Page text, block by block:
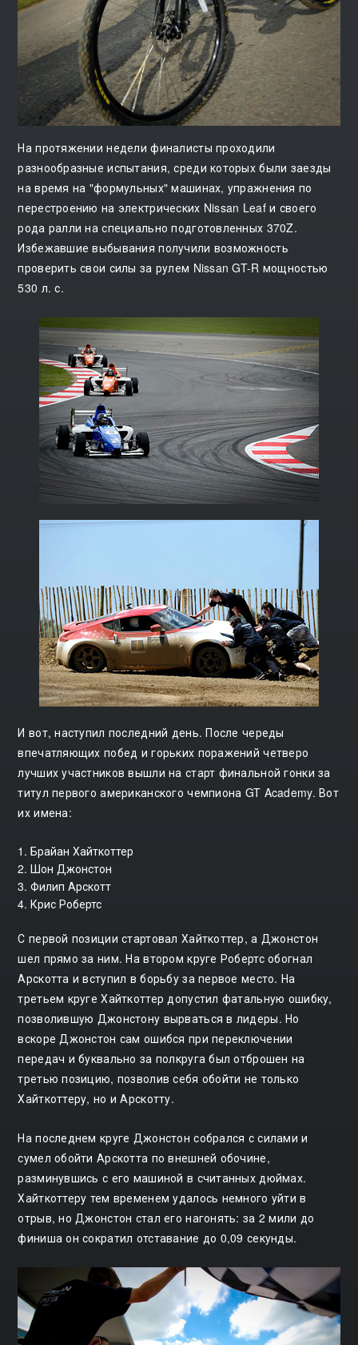
На протяжении недели финалисты проходили
разнообразные испытания, среди которых были заезды
на время на "формульных" машинах, упражнения по
перестроению на электрических Nissan Leaf и своего
рода ралли на специально подготовленных 370Z.
Избежавшие выбывания получили возможность
проверить свои силы за рулем Nissan GT-R мощностью
530 л. с.
И вот, наступил последний день. После череды
впечатляющих побед и горьких поражений четверо
лучших участников вышли на старт финальной гонки за
титул первого американского чемпиона GT Academy. Вот
их имена:
1. Брайан Хайткоттер
2. Шон Джонстон
3. Филип Арскотт
4. Крис Робертс
С первой позиции стартовал Хайткоттер, а Джонстон
шел прямо за ним. На втором круге Робертс обогнал
Арскотта и вступил в борьбу за первое место. На
третьем круге Хайткоттер допустил фатальную ошибку,
позволившую Джонстону вырваться в лидеры. Но
вскоре Джонстон сам ошибся при переключении
передач и буквально за полкруга был отброшен на
третью позицию, позволив себя обойти не только
Хайткоттеру, но и Арскотту.
На последнем круге Джонстон собрался с силами и
сумел обойти Арскотта по внешней обочине,
разминувшись с его машиной в считанных дюймах.
Хайткоттеру тем временем удалось немного уйти в
отрыв, но Джонстон стал его нагонять: за 2 мили до
финиша он сократил отставание до 0,09 секунды.